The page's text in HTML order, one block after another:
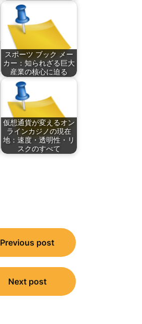
スポーツ ブック メー
カー：知られざる巨大
産業の核心に迫る
仮想通貨が変えるオン
ラインカジノの現在
地：速度・透明性・リ
スクのすべて
Previous post
Next post